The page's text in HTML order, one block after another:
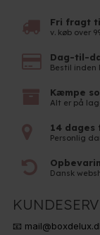
Fri fragt
v. køb over
Dag-til-
Bestil inden
Kæmpe
Alt er på
14
Personlig
Dansk
📧